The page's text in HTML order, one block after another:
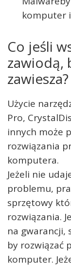
komputer
Co jeśli
zawiodą,
zawiesza?
Użycie
Pro,
innych może
rozwiązania
komputera.
Jeżeli nie
problemu,
sprzętowy
rozwiązania.
na gwarancji,
by rozwiązać
komputer.